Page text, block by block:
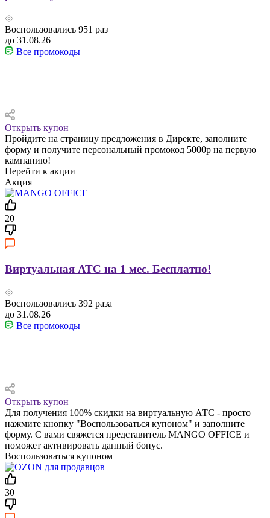
Воспользовались 951 раз
до 31.08.26
Все промокоды
Открыть купон
Пройдите на страницу предложения в Директе, заполните
форму и получите персональный промокод 5000р на первую
кампанию!
Перейти к акции
Акция
20
Виртуальная АТС на 1 мес. Бесплатно!
Воспользовались 392 раза
до 31.08.26
Все промокоды
Открыть купон
Для получения 100% скидки на виртуальную АТС - просто
нажмите кнопку "Воспользоваться купоном" и заполните
форму. С вами свяжется представитель MANGO OFFICE и
поможет активировать данный бонус.
Воспользоваться купоном
30